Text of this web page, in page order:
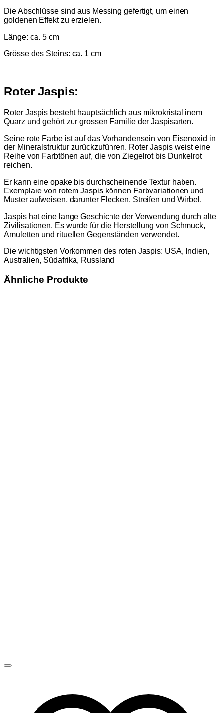
Die Abschlüsse sind aus Messing gefertigt, um einen
goldenen Effekt zu erzielen.
Länge: ca. 5 cm
Grösse des Steins: ca. 1 cm
Roter Jaspis:
Roter Jaspis besteht hauptsächlich aus mikrokristallinem
Quarz und gehört zur grossen Familie der Jaspisarten.
Seine rote Farbe ist auf das Vorhandensein von Eisenoxid in
der Mineralstruktur zurückzuführen. Roter Jaspis weist eine
Reihe von Farbtönen auf, die von Ziegelrot bis Dunkelrot
reichen.
Er kann eine opake bis durchscheinende Textur haben.
Exemplare von rotem Jaspis können Farbvariationen und
Muster aufweisen, darunter Flecken, Streifen und Wirbel.
Jaspis hat eine lange Geschichte der Verwendung durch alte
Zivilisationen. Es wurde für die Herstellung von Schmuck,
Amuletten und rituellen Gegenständen verwendet.
Die wichtigsten Vorkommen des roten Jaspis: USA, Indien,
Australien, Südafrika, Russland
Ähnliche Produkte